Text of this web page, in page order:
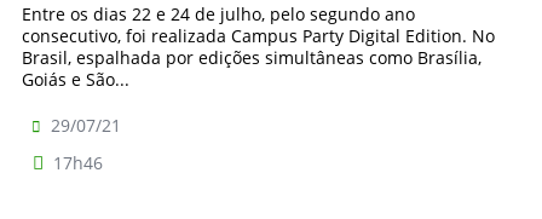
Entre os dias 22 e 24 de julho, pelo segundo ano
consecutivo, foi realizada Campus Party Digital Edition. No
Brasil, espalhada por edições simultâneas como Brasília,
Goiás e São...
29/07/21
17h46